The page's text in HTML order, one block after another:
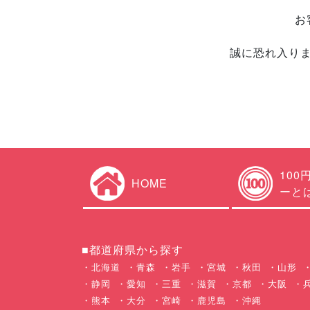
お
誠に恐れ入り
HOME
100
ーと
■都道府県から探す
北海道 青森 岩手 宮城 秋田
山形
静岡
愛知 三重 滋賀 京都 大阪
熊本
大分 宮崎 鹿児島 沖縄